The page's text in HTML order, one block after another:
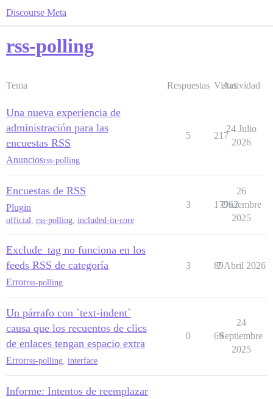
Discourse Meta
rss-polling
Tema Respuestas Vistas
Actividad
Una nueva experiencia de
administración para las
encuestas RSS
Anunciosrss-polling
5 217
24 Julio
2026
Encuestas de RSS
Plugin
official, rss-polling, included-in-core
3 17962
26
Diciembre
2025
Exclude_tag no funciona en los
feeds RSS de categoría
Errorrss-polling
3 89
7 Abril 2026
Un párrafo con `text-indent`
causa que los recuentos de clics
de enlaces tengan espacio extra
Errorrss-polling interface
0 69
24
Septiembre
2025
Informe: Intentos de reemplazar